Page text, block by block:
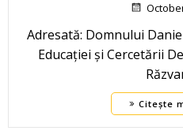
Adresată: Domnului
Educației și Cercetării
Citește